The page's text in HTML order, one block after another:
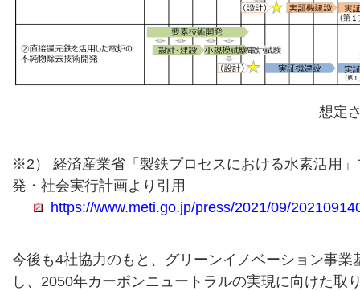
想定
※2） 経済産業省「製鉄プロセスにおける水素活用
発・社会実行計画より引用
https://www.meti.go.jp/press/2021/09/
今後も4社協力のもと、グリーンイノベーション事業
し、2050年カーボンニュートラルの実現に向けた取